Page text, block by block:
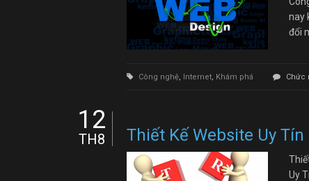
nay
đổi
Công nghệ, Internet, Khám phá Chức
Thiết Kế Website Uy Tín
12
TH8
Uy